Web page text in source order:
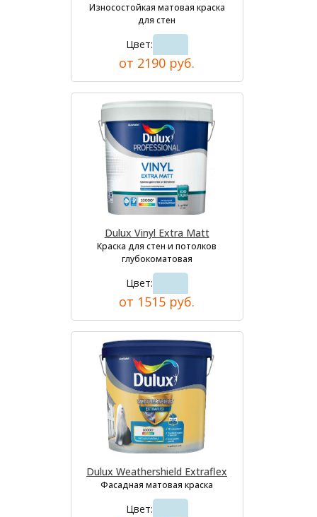
Износостойкая матовая краска
для стен
Цвет:
от 2190 руб.
Dulux Vinyl Extra Matt
Краска для стен и потолков
глубокоматовая
Цвет:
от 1515 руб.
Dulux Weathershield Extraflex
Фасадная матовая краска
Цвет: